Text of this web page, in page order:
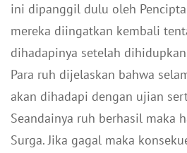
ini dipanggil dulu oleh
mereka diingatkan kembali
dihadapinya setelah
Para ruh dijelaskan bahwa
akan dihadapi dengan ujian
Seandainya ruh berhasil maka
Surga. Jika gagal maka